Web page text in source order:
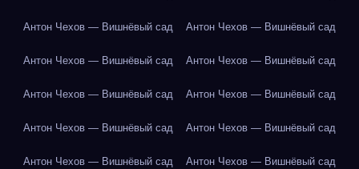
Антон Чехов — Вишнёвый сад Антон Чехов — Вишнёвый сад
Антон Чехов — Вишнёвый сад Антон Чехов — Вишнёвый сад
Антон Чехов — Вишнёвый сад Антон Чехов — Вишнёвый сад
Антон Чехов — Вишнёвый сад Антон Чехов — Вишнёвый сад
Антон Чехов — Вишнёвый сад Антон Чехов — Вишнёвый сад